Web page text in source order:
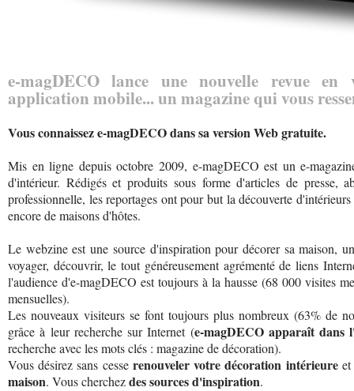
e-magDECO lance une nouvelle revue en
application mobile... un magazine qui vous
Vous connaissez e-magDECO dans sa version Web gratuite.
Mis en ligne depuis octobre 2009, e-magDECO est un e-
d'intérieur. Rédigés et produits sous forme d'articles de presse,
professionnelle, les reportages ont pour but la découverte
encore de maisons d'hôtes.
Le webzine est une source d'inspiration pour décorer sa maison,
voyager, découvrir, le tout généreusement agrémenté de liens
l'audience d'e-magDECO est toujours à la hausse (68 000 visites
mensuelles).
Les nouveaux visiteurs se font toujours plus nombreux (63% de
grâce à leur recherche sur Internet (e-magDECO apparaît dans
recherche avec les mots clés : magazine de décoration).
Vous désirez sans cesse renouveler votre décoration intérieureet
maison. Vous cherchezdes sources d'inspiration.